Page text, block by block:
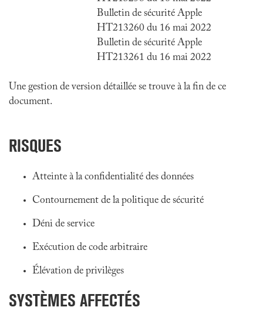
Bulletin de sécurité Apple
HT213260 du 16 mai 2022
Bulletin de sécurité Apple
HT213261 du 16 mai 2022
Une gestion de version détaillée se trouve à la fin de ce
document.
RISQUES
Atteinte à la confidentialité des données
Contournement de la politique de sécurité
Déni de service
Exécution de code arbitraire
Élévation de privilèges
SYSTÈMES AFFECTÉS